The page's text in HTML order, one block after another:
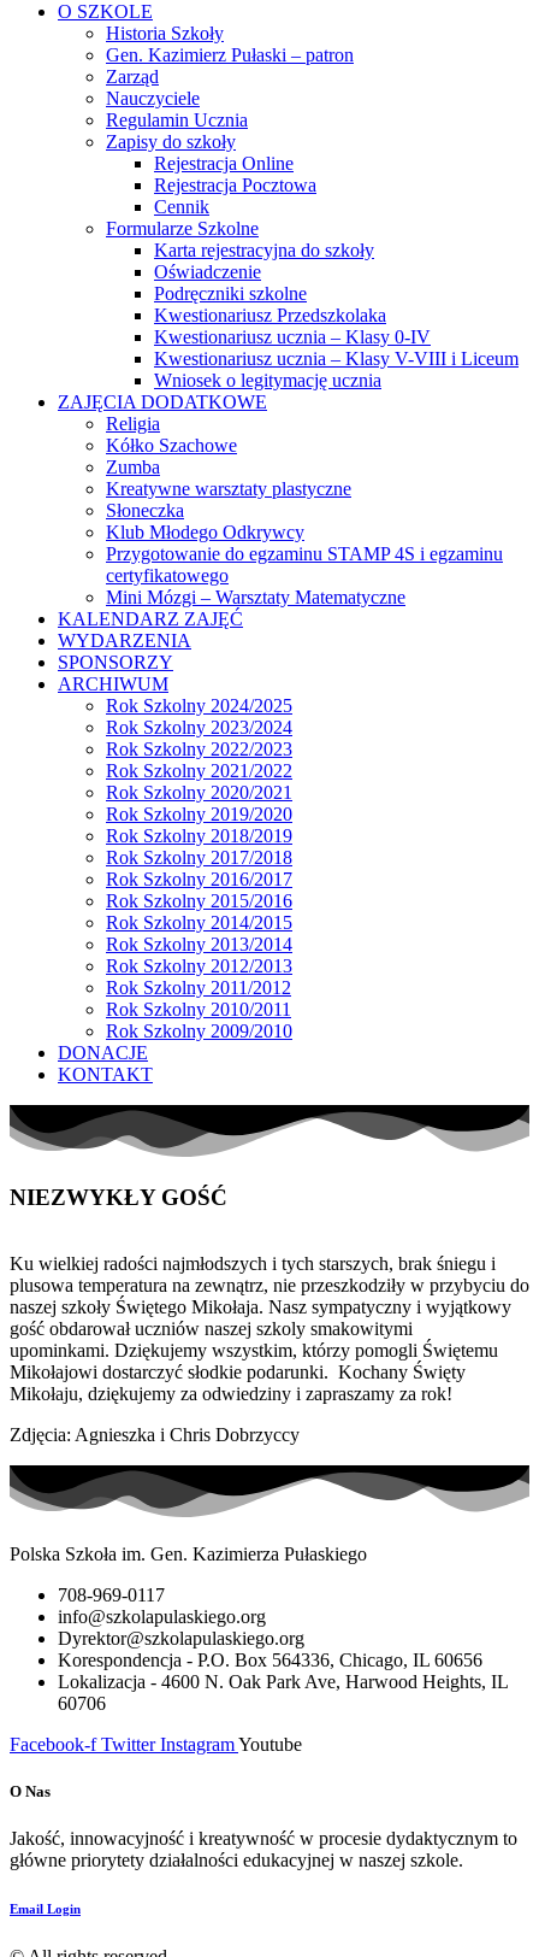
O SZKOLE
Historia Szkoły
Gen. Kazimierz Pułaski – patron
Zarząd
Nauczyciele
Regulamin Ucznia
Zapisy do szkoły
Rejestracja Online
Rejestracja Pocztowa
Cennik
Formularze Szkolne
Karta rejestracyjna do szkoły
Oświadczenie
Podręczniki szkolne
Kwestionariusz Przedszkolaka
Kwestionariusz ucznia – Klasy 0-IV
Kwestionariusz ucznia – Klasy V-VIII i Liceum
Wniosek o legitymację ucznia
ZAJĘCIA DODATKOWE
Religia
Kółko Szachowe
Zumba
Kreatywne warsztaty plastyczne
Słoneczka
Klub Młodego Odkrywcy
Przygotowanie do egzaminu STAMP 4S i egzaminu
certyfikatowego
Mini Mózgi – Warsztaty Matematyczne
KALENDARZ ZAJĘĆ
WYDARZENIA
SPONSORZY
ARCHIWUM
Rok Szkolny 2024/2025
Rok Szkolny 2023/2024
Rok Szkolny 2022/2023
Rok Szkolny 2021/2022
Rok Szkolny 2020/2021
Rok Szkolny 2019/2020
Rok Szkolny 2018/2019
Rok Szkolny 2017/2018
Rok Szkolny 2016/2017
Rok Szkolny 2015/2016
Rok Szkolny 2014/2015
Rok Szkolny 2013/2014
Rok Szkolny 2012/2013
Rok Szkolny 2011/2012
Rok Szkolny 2010/2011
Rok Szkolny 2009/2010
DONACJE
KONTAKT
NIEZWYKŁY GOŚĆ
Ku wielkiej radości najmłodszych i tych starszych, brak śniegu i
plusowa temperatura na zewnątrz, nie przeszkodziły w przybyciu do
naszej szkoły Świętego Mikołaja. Nasz sympatyczny i wyjątkowy
gość obdarował uczniów naszej szkoly smakowitymi
upominkami. Dziękujemy wszystkim, którzy pomogli Świętemu
Mikołajowi dostarczyć słodkie podarunki. Kochany Święty
Mikołaju, dziękujemy za odwiedziny i zapraszamy za rok!
Zdjęcia: Agnieszka i Chris Dobrzyccy
Polska Szkoła im. Gen. Kazimierza Pułaskiego
708-969-0117
info@szkolapulaskiego.org
Dyrektor@szkolapulaskiego.org
Korespondencja - P.O. Box 564336, Chicago, IL 60656
Lokalizacja - 4600 N. Oak Park Ave, Harwood Heights, IL
60706
Facebook-f Twitter InstagramYoutube
O Nas
Jakość, innowacyjność i kreatywność w procesie dydaktycznym to
główne priorytety działalności edukacyjnej w naszej szkole.
Email Login